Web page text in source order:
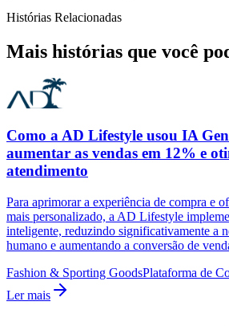
Histórias Relacionadas
Mais histórias que você
Como a AD Lifestyle usou IA
aumentar as vendas em 12% e
atendimento
Para aprimorar a experiência de compra e
mais personalizado, a AD Lifestyle
inteligente, reduzindo significativamente a
humano e aumentando a conversão de
Fashion & Sporting GoodsPlataforma de
Ler mais